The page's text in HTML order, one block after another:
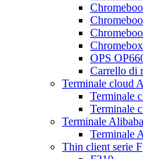
OPS
Carrello di
Terminale cloud
Terminale
Terminale
Terminale
Terminale
Thin client serie F